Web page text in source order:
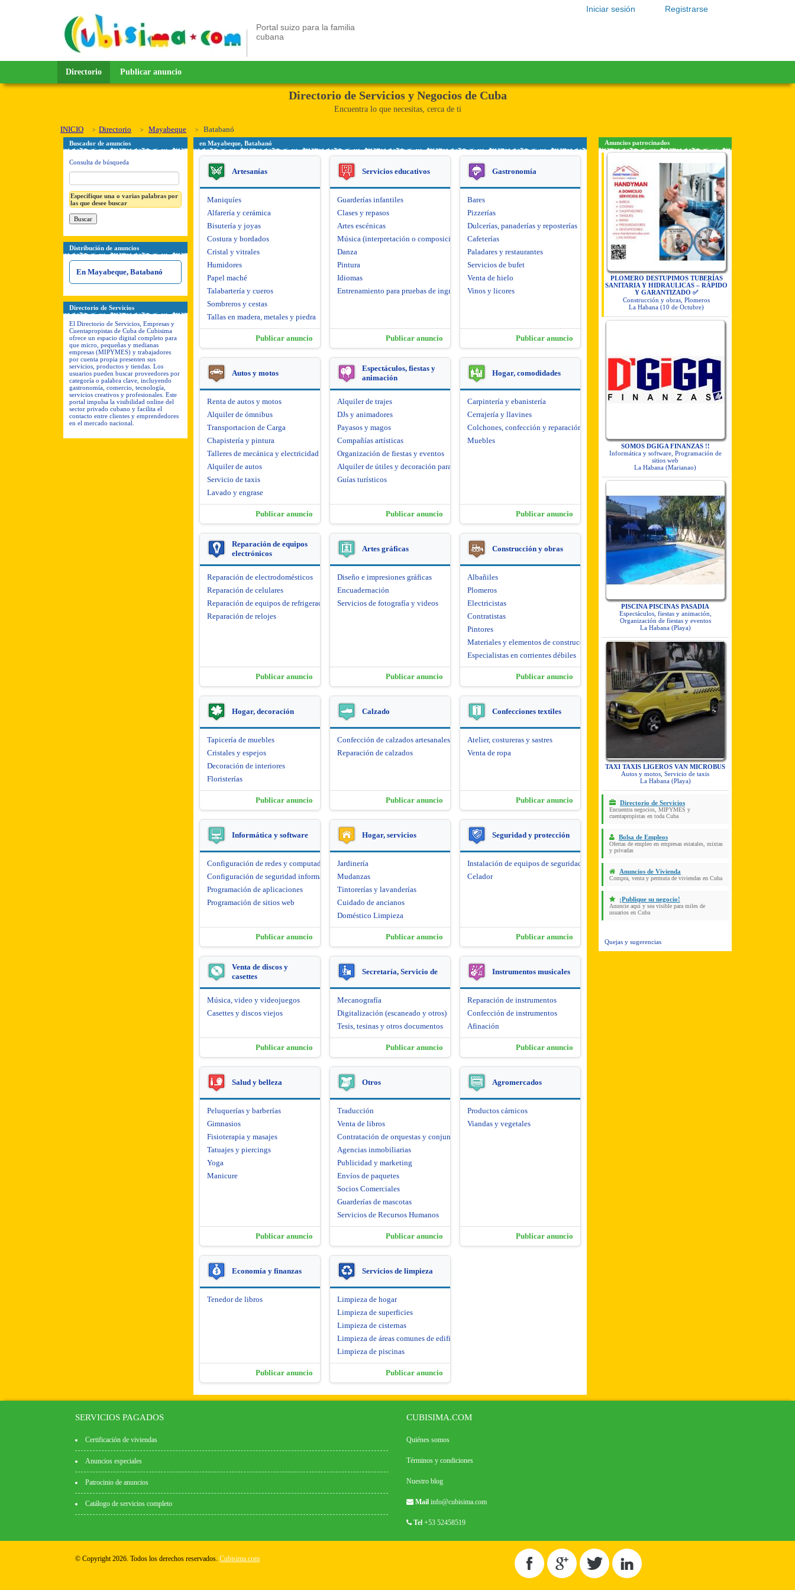
Registrarse
Iniciar sesión
Portal suizo para la familia
cubana
Directorio Publicar anuncio
Directorio de Servicios y Negocios de Cuba
Encuentra lo que necesitas, cerca de ti
INICIO Directorio Mayabeque Batabanó
Buscador de anuncios
Consulta de búsqueda
Especifique una o varias palabras por
las que desee buscar
Distribución de anuncios
En Mayabeque, Batabanó
Directorio de Servicios
El Directorio de Servicios, Empresas y
Cuentapropistas de Cuba de Cubisima
ofrece un espacio digital completo para
que micro, pequeñas y medianas
empresas (MIPYMES) y trabajadores
por cuenta propia presenten sus
servicios, productos y tiendas. Los
usuarios pueden buscar proveedores por
categoría o palabra clave, incluyendo
gastronomía, comercio, tecnología,
servicios creativos y profesionales. Este
portal impulsa la visibilidad online del
sector privado cubano y facilita el
contacto entre clientes y emprendedores
en el mercado nacional.
en Mayabeque, Batabanó
Artesanías
Maniquíes
Alfarería y cerámica
Bisutería y joyas
Costura y bordados
Cristal y vitrales
Humidores
Papel maché
Talabartería y cueros
Sombreros y cestas
Tallas en madera, metales y piedra
Publicar anuncio
Servicios educativos
Guarderías infantiles
Clases y repasos
Artes escénicas
Música (interpretación o composición)
Danza
Pintura
Idiomas
Entrenamiento para pruebas de ingreso
Publicar anuncio
Gastronomía
Bares
Pizzerías
Dulcerías, panaderías y reposterías
Cafeterías
Paladares y restaurantes
Servicios de bufet
Venta de hielo
Vinos y licores
Publicar anuncio
Autos y motos
Renta de autos y motos
Alquiler de ómnibus
Transportacion de Carga
Chapistería y pintura
Talleres de mecánica y electricidad
Alquiler de autos
Servicio de taxis
Lavado y engrase
Publicar anuncio
Espectáculos, fiestas y
animación
Alquiler de trajes
DJs y animadores
Payasos y magos
Compañías artísticas
Organización de fiestas y eventos
Alquiler de útiles y decoración para fiestas
Guías turísticos
Publicar anuncio
Hogar, comodidades
Carpintería y ebanistería
Cerrajería y llavines
Colchones, confección y reparación de
Muebles
Publicar anuncio
Reparación de equipos
electrónicos
Reparación de electrodomésticos
Reparación de celulares
Reparación de equipos de refrigeración
Reparación de relojes
Publicar anuncio
Artes gráficas
Diseño e impresiones gráficas
Encuadernación
Servicios de fotografía y videos
Publicar anuncio
Construcción y obras
Albañiles
Plomeros
Electricistas
Contratistas
Pintores
Materiales y elementos de construcción
Especialistas en corrientes débiles
Publicar anuncio
Hogar, decoración
Tapicería de muebles
Cristales y espejos
Decoración de interiores
Floristerías
Publicar anuncio
Calzado
Confección de calzados artesanales
Reparación de calzados
Publicar anuncio
Confecciones textiles
Atelier, costureras y sastres
Venta de ropa
Publicar anuncio
Informática y software
Configuración de redes y computadoras
Configuración de seguridad informática
Programación de aplicaciones
Programación de sitios web
Publicar anuncio
Hogar, servicios
Jardinería
Mudanzas
Tintorerías y lavanderías
Cuidado de ancianos
Doméstico Limpieza
Publicar anuncio
Seguridad y protección
Instalación de equipos de seguridad y protección
Celador
Publicar anuncio
Venta de discos y
casettes
Música, video y videojuegos
Casettes y discos viejos
Publicar anuncio
Secretaría, Servicio de
Mecanografía
Digitalización (escaneado y otros)
Tesis, tesinas y otros documentos
Publicar anuncio
Instrumentos musicales
Reparación de instrumentos
Confección de instrumentos
Afinación
Publicar anuncio
Salud y belleza
Peluquerías y barberías
Gimnasios
Fisioterapia y masajes
Tatuajes y piercings
Yoga
Manicure
Publicar anuncio
Otros
Traducción
Venta de libros
Contratación de orquestas y conjuntos artísticos
Agencias inmobiliarias
Publicidad y marketing
Envíos de paquetes
Socios Comerciales
Guarderías de mascotas
Servicios de Recursos Humanos
Publicar anuncio
Agromercados
Productos cárnicos
Viandas y vegetales
Publicar anuncio
Economía y finanzas
Tenedor de libros
Publicar anuncio
Servicios de limpieza
Limpieza de hogar
Limpieza de superficies
Limpieza de cisternas
Limpieza de áreas comunes de edificios
Limpieza de piscinas
Publicar anuncio
Anuncios patrocinados
PLOMERO DESTUPIMOS TUBERÍAS
SANITARIA Y HIDRAULICAS – RÁPIDO
Y GARANTIZADO ✅
Construcción y obras, Plomeros
La Habana (10 de Octubre)
SOMOS DGIGA FINANZAS !!
Informática y software, Programación de
sitios web
La Habana (Marianao)
PISCINA PISCINAS PASADIA
Espectáculos, fiestas y animación,
Organización de fiestas y eventos
La Habana (Playa)
TAXI TAXIS LIGEROS VAN MICROBUS
Autos y motos, Servicio de taxis
La Habana (Playa)
Directorio de Servicios
Encuentra negocios, MIPYMES y
cuentapropistas en toda Cuba
Bolsa de Empleos
Ofertas de empleo en empresas estatales, mixtas
y privadas
Anuncios de Vivienda
Compra, venta y permuta de viviendas en Cuba
¡Publique su negocio!
Anuncie aquí y sea visible para miles de
usuarios en Cuba
Quejas y sugerencias
SERVICIOS PAGADOS
Certificación de viviendas
Anuncios especiales
Patrocinio de anuncios
Catálogo de servicios completo
CUBISIMA.COM
Quiénes somos
Términos y condiciones
Nuestro blog
Mail info@cubisima.com
Tel +53 52458519
© Copyright 2026. Todos los derechos reservados. Cubisima.com